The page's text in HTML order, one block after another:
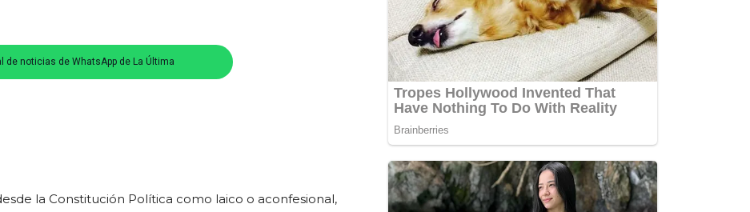
de noticias de WhatsApp de La Última
la Constitución Política como laico o aconfesional,